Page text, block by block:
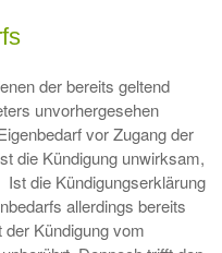
der bereits geltend
unvorhergesehen
vor Zugang der
die Kündigung unwirksam,
die Kündigungserklärung
allerdings bereits
Kündigung vom